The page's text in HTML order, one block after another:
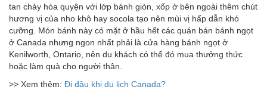
tan chảy hòa quyện với lớp bánh giòn, xốp ở bên ngoài thêm chút
hương vị của nho khô hay socola tạo nên mùi vị hấp dẫn khó
cưỡng. Món bánh này có mặt ở hầu hết các quán bán bánh ngọt
ở Canada nhưng ngon nhất phải là cửa hàng bánh ngọt ở
Kenilworth, Ontario, nên du khách có thể đó mua thưởng thức
hoặc làm quà cho người thân.
>> Xem thêm: Đi đâu khi du lịch Canada?